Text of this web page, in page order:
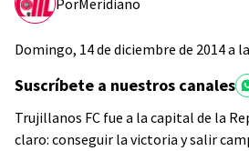
Domingo, 14 de diciembre de 2014 a
Suscríbete a nuestros canales
Trujillanos FC fue a la capital de la
claro: conseguir la victoria y salir